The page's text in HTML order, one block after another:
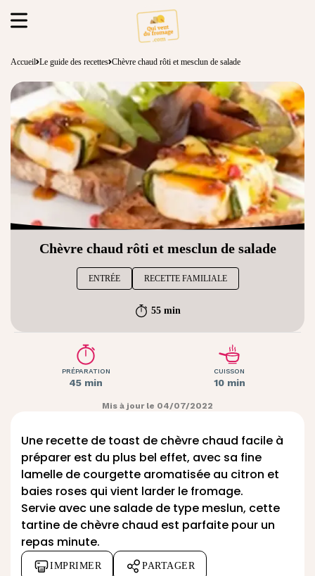
Accueil Le guide des recettes Chèvre chaud rôti et mesclun de salade
Chèvre chaud rôti et mesclun de salade
ENTRÉE RECETTE FAMILIALE
55 min
PRÉPARATION
45 min
CUISSON
10 min
Mis à jour le 04/07/2022
Une recette de toast de chèvre chaud facile à
préparer est du plus bel effet, avec sa fine
lamelle de courgette aromatisée au citron et
baies roses qui vient larder le fromage.
Servie avec une salade de type meslun, cette
tartine de chèvre chaud est parfaite pour un
repas minute.
IMPRIMER PARTAGER